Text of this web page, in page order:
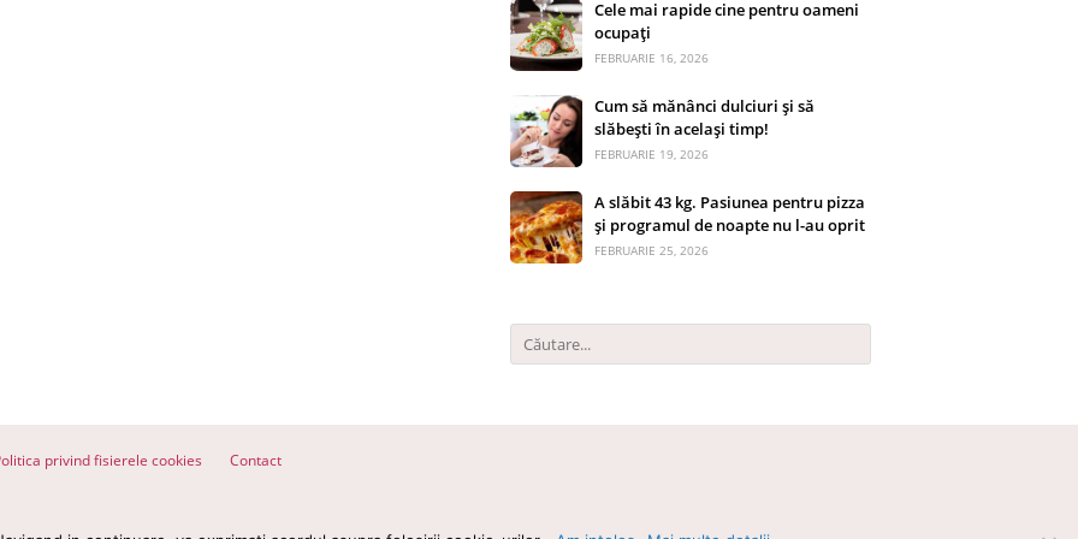
Cele mai rapide cine pentru oameni
ocupați
FEBRUARIE 16, 2026
Cum să mănânci dulciuri și să
slăbești în același timp!
FEBRUARIE 19, 2026
A slăbit 43 kg. Pasiunea pentru pizza
și programul de noapte nu l-au oprit
FEBRUARIE 25, 2026
privind fisierele cookies Contact